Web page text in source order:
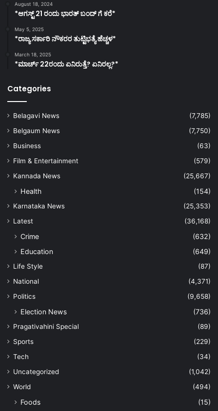
August 18, 2024
*ಆಗಸ್ಟ್ 21 ರಂದು ಭಾರತ್‌ ಬಂದ್‌ ಗೆ ಕರೆ*
May 5, 2025
*ರಾಜ್ಯ ಸರ್ಕಾರಿ ನೌಕರರ ತುಟ್ಟಿಭತ್ಯೆ ಹೆಚ್ಚಳ*
March 18, 2025
*ಮಾರ್ಚ್ 22ರಂದು ಏನಿರುತ್ತೆ? ಏನಿರಲ್ಲ?*
Categories
Belagavi News
(7,785)
Belgaum News
(7,750)
Business
(63)
Film & Entertainment
(579)
Kannada News
(25,667)
Health (154)
Karnataka News
(25,353)
Latest
(36,168)
Crime
(632)
Education
(649)
Life Style
(87)
National
(4,371)
Politics
(9,658)
Election News (736)
Pragativahini Special
(89)
Sports
(229)
Tech
(34)
Uncategorized
(1,042)
World
(494)
Foods
(15)